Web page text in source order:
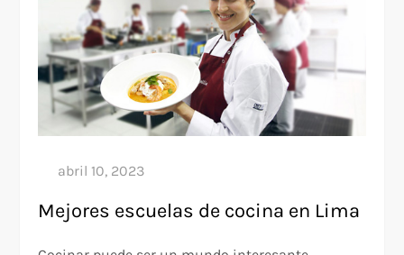
Mejores escuelas de cocina en Lima